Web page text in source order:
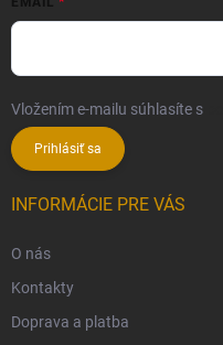
Vložením e-mailu súhlasíte s
Prihlásiť sa
INFORMÁCIE PRE VÁS
O nás
Kontakty
Doprava a platba